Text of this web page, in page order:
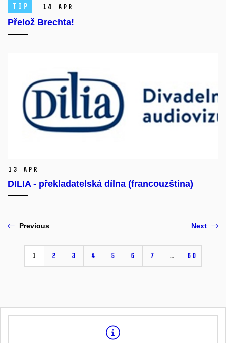
TIP 14 Apr
Přelož Brechta!
13 Apr
DILIA - překladatelská dílna (francouzština)
Previous
1 2 3 4 5 6 7 … 60
Next